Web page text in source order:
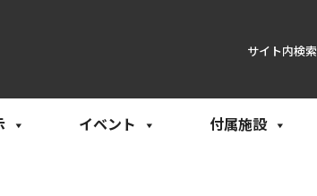
サイト内検索
イベント 付属施設